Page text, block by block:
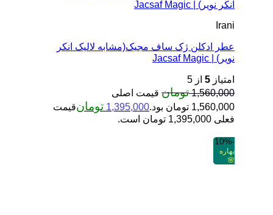
Irani
عطر ادکلن ژک ساف مجیک(مشابه لالیک انکر
نویر) | Jacsaf Magic
امتیاز 5 از 5
1,560,000 تومان قیمت اصلی
1,560,000 تومان بود.
1,395,000 تومانقیمت
فعلی 1,395,000 تومان است.
-10%